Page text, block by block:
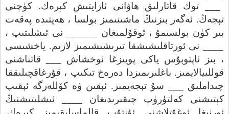
توك قاتارلىق ھاۋانى ئازايتىش كېرەك. كۈچنى
تېجەڭ. ئەگەر بىزنىڭ ماشىنىمىز بولسا ، ھەپتىدە پەقەت
بىر
كۈن بولسىمۇ ، ئوقۇلمىغان نى ئىشلىتىپ ،
نى ئورتاقلىشىشقا تىرىشىشىمىز لازىم. ياخشىسى
،
بىز ئاپتوبۇس ياكى پويىزغا ئوخشاش
قاتناشنى
قوللىيالايمىز . باغلىرىمىزدا دەرەخ تىكىپ ، قۇرغاقچىلىققا
چىداملىق
سۇ تېجەيمىز . ئېقىن ۋە كۆللەرگە ئېقىپ
كېتىشنى
كەلتۈرۈپ چىقىرىدىغان
ئىشلىتىشنىڭ